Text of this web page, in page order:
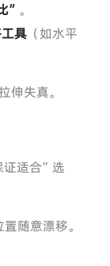
” 。
具 （如水平
伸失真。
适合”选
随意漂移。